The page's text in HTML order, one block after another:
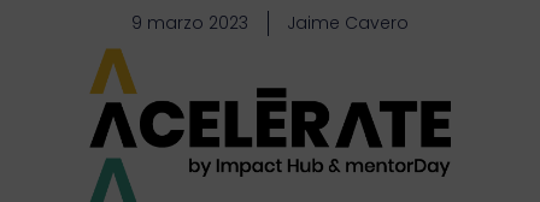
9 marzo 2023 Jaime Cavero